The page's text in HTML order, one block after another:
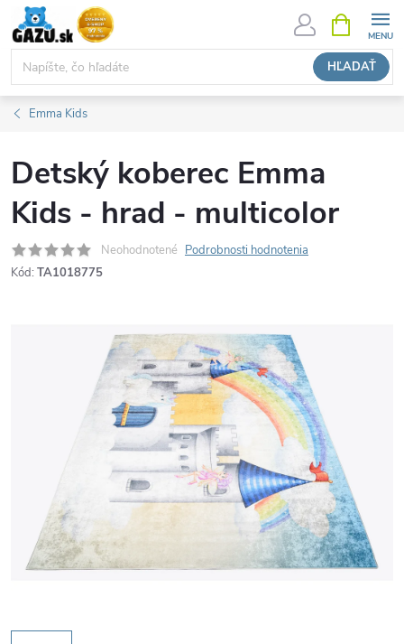
Prejsť
na
obsah
HĽADAŤ
KOŠÍK
Emma Kids
Detský koberec Emma
Kids - hrad - multicolor
Neohodnotené Podrobnosti hodnotenia
Kód: TA1018775